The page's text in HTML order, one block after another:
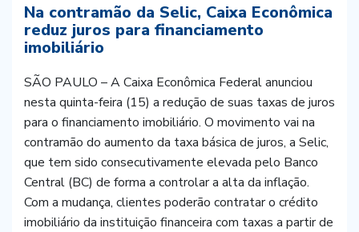
Na contramão da Selic, Caixa Econômica
reduz juros para financiamento
imobiliário
SÃO PAULO – A Caixa Econômica Federal anunciou
nesta quinta-feira (15) a redução de suas taxas de juros
para o financiamento imobiliário. O movimento vai na
contramão do aumento da taxa básica de juros, a Selic,
que tem sido consecutivamente elevada pelo Banco
Central (BC) de forma a controlar a alta da inflação.
Com a mudança, clientes poderão contratar o crédito
imobiliário da instituição financeira com taxas a partir de